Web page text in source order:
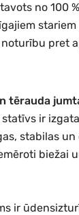
no 100
pret
tērauda
ir
stabilas
biežai
ir